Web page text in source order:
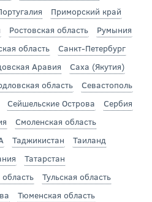
Приморский край
Ростовская область
Румыния
область
Санкт-Петербург
Аравия
Саха (Якутия)
область
Севастополь
Сейшельские Острова
Сербия
Смоленская область
Таджикистан
Таиланд
Татарстан
Тульская область
Тюменская область